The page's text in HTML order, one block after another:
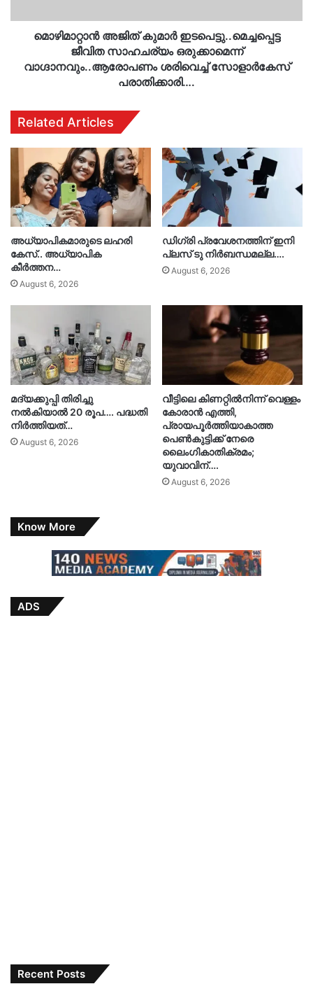
ശരിവെച്ച്
സോളാര്‍കേസ്
പരാതിക്കാരി….
മൊഴിമാറ്റാന്‍ അജിത് കുമാര്‍ ഇടപെട്ടു..മെച്ചപ്പെട്ട
ജീവിത സാഹചര്യം ഒരുക്കാമെന്ന്
വാഗ്ദാനവും..ആരോപണം ശരിവെച്ച് സോളാര്‍കേസ്
പരാതിക്കാരി….
Related Articles
അധ്യാപികമാരുടെ ലഹരി
കേസ്.. അധ്യാപിക
കീർത്തന…
August 6, 2026
ഡിഗ്രി പ്രവേശനത്തിന് ഇനി
പ്ലസ് ടു നിർബന്ധമല്ല….
August 6, 2026
മദ്യക്കുപ്പി തിരിച്ചു
നല്‍കിയാല്‍ 20 രൂപ…. പദ്ധതി
നിര്‍ത്തിയത്…
August 6, 2026
വീട്ടിലെ കിണറ്റിൽനിന്ന് വെള്ളം
കോരാൻ എത്തി,
പ്രായപൂർത്തിയാകാത്ത
പെൺകുട്ടിക്ക് നേരെ
ലൈംഗികാതിക്രമം;
യുവാവിന്….
August 6, 2026
Know More
ADS
Recent Posts